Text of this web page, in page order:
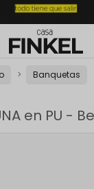
Banquetas
en PU -